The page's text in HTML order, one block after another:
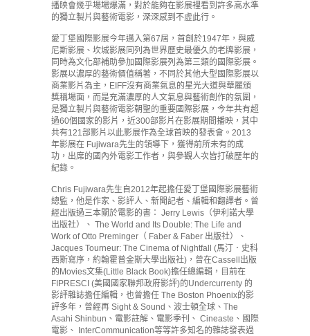
播映會幾乎場場爆滿，對於能夠在影展裡看到許多高水準
的獨立製片與藝術電影，深深感到不虛此行。
愛丁堡國際影展今年邁入第67屆，首創於1947年，與威
尼斯影展、坎城影展同列為世界歷史最優久的老牌影展，
同時為文化部補助參加國際影展列為第三類的國際影展。
影展以濃厚的藝術價值稱著，不同於其他大型國際影展以
商業影片為主，EIFF沒有商業氣息的星光大道與華麗頒
獎稱場面，而是充滿濃厚的人文氣息與藝術創作的氛圍，
是獨立製片與藝術電影朝聖的重要國際影展，今年共有超
過60個國家的影片，近300部影片在影展期間播映，其中
共有121部影片以此影展作為全球首映的發表會。2013
年影展在 Fujiwara先生的領導下，獲得前所未有的成
功，出席的國內外電影工作者，與參觀人次皆打破歷年的
紀錄。
Chris Fujiwara先生自2012年起擔任愛丁堡國際影展藝術
總監，他是作家、影評人、新聞記者、編輯和翻譯者。曾
經出版過三本關於電影的書： Jerry Lewis（伊利諾大學
出版社）、 The World and Its Double: The Life and
Work of Otto Preminger（ Faber & Faber 出版社）、
Jacques Tourneur: The Cinema of Nightfall (馬汀．史科
西斯寫序，約翰霍普金斯大學出版社)，曾在Cassell出版
的Movies文集(Little Black Book)擔任總編輯，目前在
FIPRESCI (美國國家聯邦政府影評)的Undercurrenty 的
影評雜誌擔任編輯，也曾擔任 The Boston Phoenix的影
評多年，曾經再 Sight & Sound、波士頓全球、The
Asahi Shinbun、電影註解、電影季刊、 Cineaste、國際
電影、 InterCommunication等等許多知名的雜誌發表過